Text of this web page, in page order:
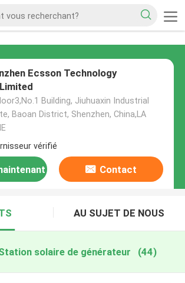
Ecsson Technology
Building, Jiuhuaxin Industrial
Baoan District, Shenzhen, China,LA
vérifié
Contact
AU SUJET DE NOUS
solaire de générateur (44)